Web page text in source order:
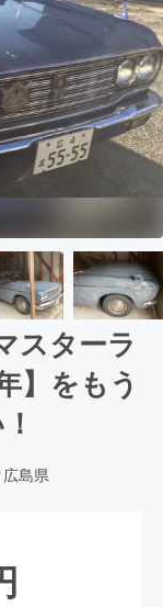
スターラ
】をもう
広島県